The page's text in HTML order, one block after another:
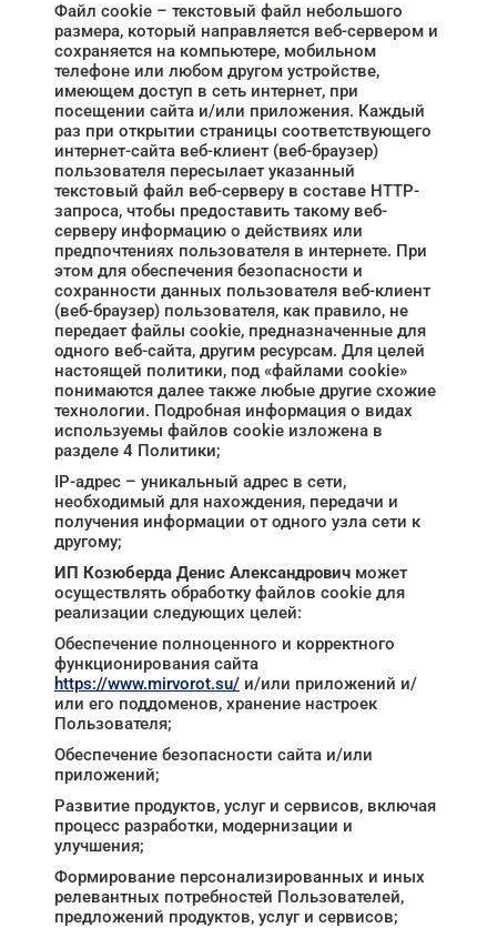
Файл cookie – текстовый файл небольшого
размера, который направляется веб-сервером и
сохраняется на компьютере, мобильном
телефоне или любом другом устройстве,
имеющем доступ в сеть интернет, при
посещении сайта и/или приложения. Каждый
раз при открытии страницы соответствующего
интернет-сайта веб-клиент (веб-браузер)
пользователя пересылает указанный
текстовый файл веб-серверу в составе HTTP-
запроса, чтобы предоставить такому веб-
серверу информацию о действиях или
предпочтениях пользователя в интернете. При
этом для обеспечения безопасности и
сохранности данных пользователя веб-клиент
(веб-браузер) пользователя, как правило, не
передает файлы cookie, предназначенные для
одного веб-сайта, другим ресурсам. Для целей
настоящей политики, под «файлами cookie»
понимаются далее также любые другие схожие
технологии. Подробная информация о видах
используемы файлов cookie изложена в
разделе 4 Политики;
IP-адрес – уникальный адрес в сети,
необходимый для нахождения, передачи и
получения информации от одного узла сети к
другому;
ИП Козюберда Денис Александрович может
осуществлять обработку файлов cookie для
реализации следующих целей:
Обеспечение полноценного и корректного
функционирования сайта
https://www.mirvorot.su/ и/или приложений и/
или его поддоменов, хранение настроек
Пользователя;
Обеспечение безопасности сайта и/или
приложений;
Развитие продуктов, услуг и сервисов, включая
процесс разработки, модернизации и
улучшения;
Формирование персонализированных и иных
релевантных потребностей Пользователей,
предложений продуктов, услуг и сервисов;